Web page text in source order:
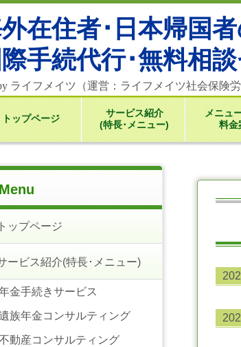
在住者･日本帰国
手続代行･無料相
ライフメイツ（運営：ライフメイツ社会保険労
トップページ
サービス紹介
(特長･メニュー)
メニュ
料金
Menu
トップページ
ービス紹介(特長･メニュー)
金手続きサービス
族年金コンサルティング
動産コンサルティング